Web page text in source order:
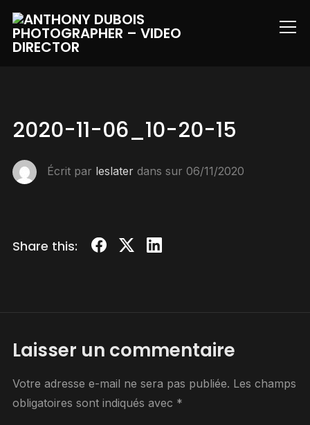
Info
2020-11-06_10-20-15
Écrit par leslaterdans sur 06/11/2020
Share this:
Laisser un commentaire
Votre adresse e-mail ne sera pas publiée. Les champs
obligatoires sont indiqués avec *